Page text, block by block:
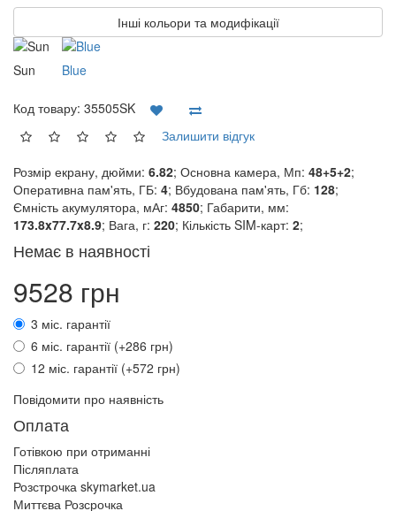
Інші кольори та модифікації
Sun Blue
Код товару: 35505SK
Залишити відгук
Розмір екрану, дюйми: 6.82; Основна камера, Мп: 48+5+2;
Оперативна пам'ять, ГБ: 4; Вбудована пам'ять, Гб: 128;
Ємність акумулятора, мАг: 4850; Габарити, мм:
173.8x77.7x8.9; Вага, г: 220; Кількість SIM-карт: 2;
Немає в наявності
9528 грн
3 міс. гарантії
6 міс. гарантії (+286 грн)
12 міс. гарантії (+572 грн)
Повідомити про наявність
Оплата
Готівкою при отриманні
Післяплата
Розстрочка skymarket.ua
Миттєва Розсрочка